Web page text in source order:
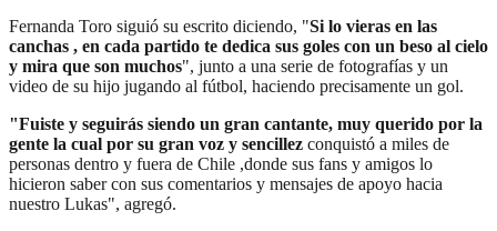
Fernanda Toro siguió su escrito diciendo, "Si lo vieras en las
canchas , en cada partido te dedica sus goles con un beso al cielo
y mira que son muchos", junto a una serie de fotografías y un
video de su hijo jugando al fútbol, haciendo precisamente un gol.
"Fuiste y seguirás siendo un gran cantante, muy querido por la
gente la cual por su gran voz y sencillez conquistó a miles de
personas dentro y fuera de Chile ,donde sus fans y amigos lo
hicieron saber con sus comentarios y mensajes de apoyo hacia
nuestro Lukas", agregó.